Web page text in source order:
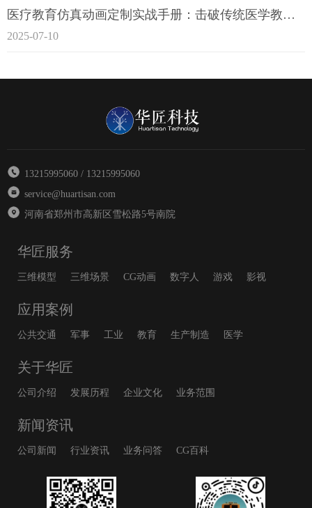
医疗教育仿真动画定制实战手册：击破传统医学教育7大痛点
2025-07-10
13215995060 / 13215995060
service@huartisan.com
河南省郑州市高新区雪松路5号南院
华匠服务
三维模型 三维场景 CG动画 数字人 游戏 影视
应用案例
公共交通 军事 工业 教育 生产制造 医学
关于华匠
公司介绍 发展历程 企业文化 业务范围
新闻资讯
公司新闻 行业资讯 业务问答 CG百科